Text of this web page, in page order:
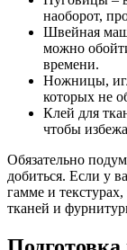
наоборот,
Швейная
можно
времени.
Ножницы,
которых не
Клей для
чтобы
Обязательно
добиться. Если у
гамме и
тканей и